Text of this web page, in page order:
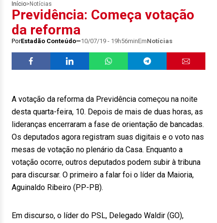
Início> Notícias
Previdência: Começa votação
da reforma
PorEstadão Conteúdo 10/07/19 - 19h56minEmNotícias
A votação da reforma da Previdência começou na noite
desta quarta-feira, 10. Depois de mais de duas horas, as
lideranças encerraram a fase de orientação de bancadas.
Os deputados agora registram suas digitais e o voto nas
mesas de votação no plenário da Casa. Enquanto a
votação ocorre, outros deputados podem subir à tribuna
para discursar. O primeiro a falar foi o líder da Maioria,
Aguinaldo Ribeiro (PP-PB).
Em discurso, o líder do PSL, Delegado Waldir (GO),